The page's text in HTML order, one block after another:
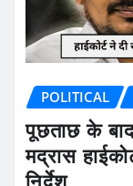
POLITICAL
पूछताछ के बाद
मद्रास